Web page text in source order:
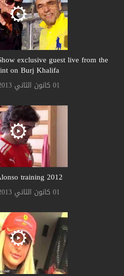
exclusive guest live from the
on Burj Khalifa
01 كانون الثاني 2013, 12:00 ص
training 2012
01 كانون الثاني 2013, 12:00 ص